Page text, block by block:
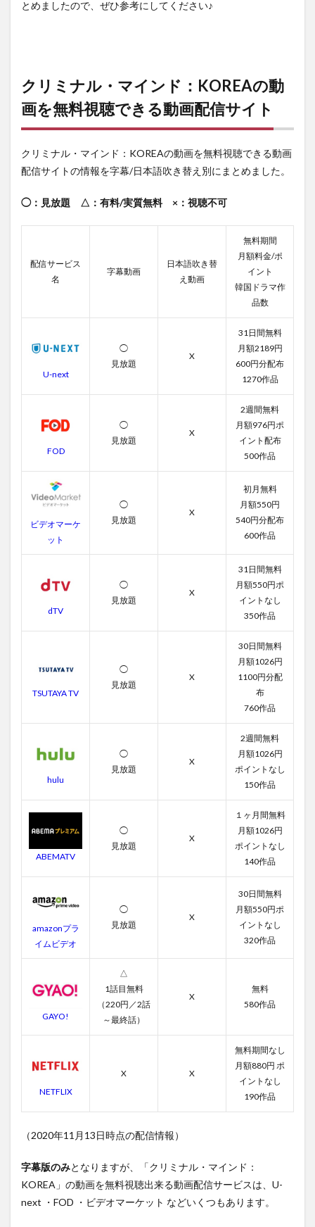
とめましたので、ぜひ参考にしてください♪
クリミナル・マインド：KOREAの動
画を無料視聴できる動画配信サイト
クリミナル・マインド：KOREAの動画を無料視聴できる動画
配信サイトの情報を字幕/日本語吹き替え別にまとめました。
◯：見放題 △：有料/実質無料 ×：視聴不可
配信サービス
名
字幕動画
日本語吹き替
え動画
無料期間
月額料金/ポ
イント
韓国ドラマ作
品数
U-next
◯
見放題
X
31日間無料
月額2189円
600円分配布
1270作品
FOD
◯
見放題
X
2週間無料
月額976円ポ
イント配布
500作品
ビデオマーケ
ット
◯
見放題
X
初月無料
月額550円
540円分配布
600作品
dTV
◯
見放題
X
31日間無料
月額550円ポ
イントなし
350作品
TSUTAYA TV
◯
見放題
X
30日間無料
月額1026円
1100円分配
布
760作品
hulu
◯
見放題
X
2週間無料
月額1026円
ポイントなし
150作品
ABEMATV
◯
見放題
X
１ヶ月間無料
月額1026円
ポイントなし
140作品
amazonプラ
イムビデオ
◯
見放題
X
30日間無料
月額550円ポ
イントなし
320作品
GAYO!
△
1話目無料
（220円／2話
～最終話）
X
無料
580作品
NETFLIX
X X
無料期間なし
月額880円 ポ
イントなし
190作品
（2020年11月13日時点の配信情報）
字幕版のみとなりますが、「クリミナル・マインド：
KOREA」の動画を無料視聴出来る動画配信サービスは、U-
next ・FOD ・ビデオマーケット などいくつもあります。